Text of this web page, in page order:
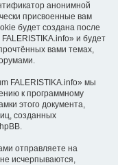
анонимной
присвоенные вам
будет создана после
и будет
вами темах,
FALERISTIKA.info» мы
к программному
этого документа,
созданных
отправляете на
исчерпываются,